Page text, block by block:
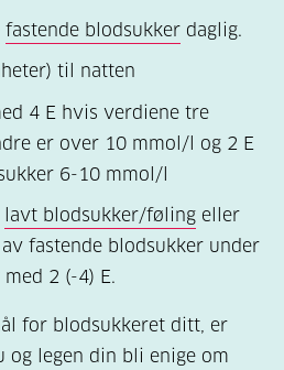
fastende blodsukker daglig.
til natten
4 E hvis verdiene tre
er over 10 mmol/l og 2 E
6-10 mmol/l
lavt blodsukker/føling eller
fastende blodsukker under
2 (-4) E.
for blodsukkeret ditt, er
og legen din bli enige om